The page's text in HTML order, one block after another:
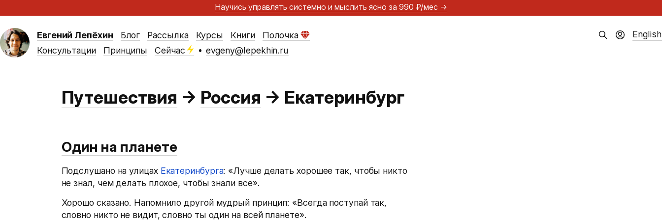
Научись управлять системно и мыслить ясно за 990 ₽/мес →
Евгений Лепёхин Блог Рассылка Курсы Книги
Полочка
Консультации
Принципы Сейчас • evgeny@lepekhin.ru
English
Путешествия → Россия → Екатеринбург
Один на планете
Подслушано на улицах Екатеринбурга: «Лучше делать хорошее так, чтобы никто
не знал, чем делать плохое, чтобы знали все».
Хорошо сказано. Напомнило другой мудрый принцип: «Всегда поступай так,
словно никто не видит, словно ты один на всей планете».